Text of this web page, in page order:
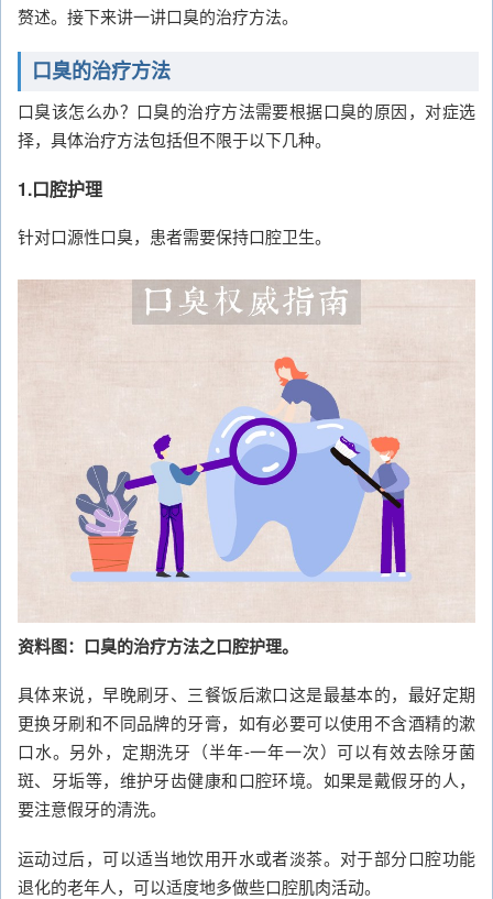
赘述。接下来讲一讲口臭的治疗方法。
口臭的治疗方法
口臭该怎么办？口臭的治疗方法需要根据口臭的原因，对症选
择，具体治疗方法包括但不限于以下几种。
1.口腔护理
针对口源性口臭，患者需要保持口腔卫生。
资料图：口臭的治疗方法之口腔护理。
具体来说，早晚刷牙、三餐饭后漱口这是最基本的，最好定期
更换牙刷和不同品牌的牙膏，如有必要可以使用不含酒精的漱
口水。另外，定期洗牙（半年-一年一次）可以有效去除牙菌
斑、牙垢等，维护牙齿健康和口腔环境。如果是戴假牙的人，
要注意假牙的清洗。
运动过后，可以适当地饮用开水或者淡茶。对于部分口腔功能
退化的老年人，可以适度地多做些口腔肌肉活动。